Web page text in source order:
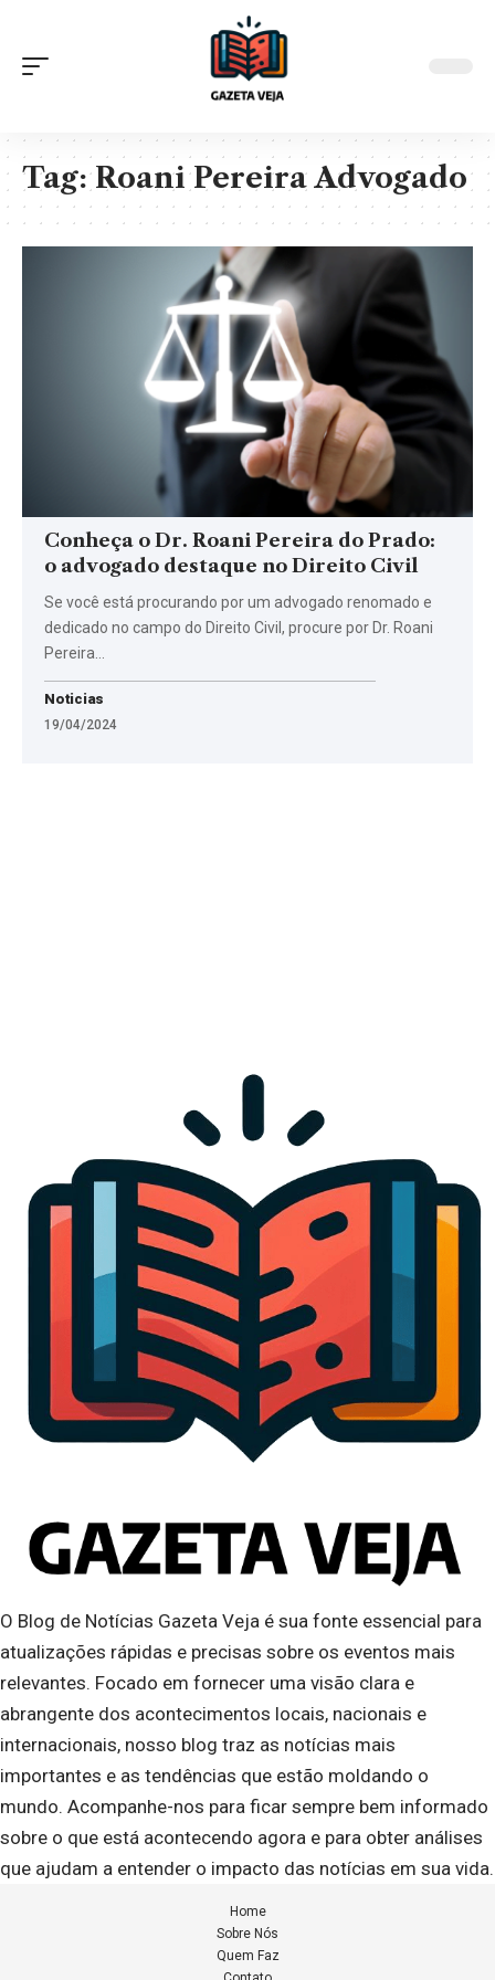
Tag:Roani Pereira Advogado
Conheça o Dr. Roani Pereira do Prado:
o advogado destaque no Direito Civil
Se você está procurando por um advogado renomado e
dedicado no campo do Direito Civil, procure por Dr. Roani
Pereira…
Noticias
19/04/2024
O Blog de Notícias Gazeta Veja é sua fonte essencial para
atualizações rápidas e precisas sobre os eventos mais
relevantes. Focado em fornecer uma visão clara e
abrangente dos acontecimentos locais, nacionais e
internacionais, nosso blog traz as notícias mais
importantes e as tendências que estão moldando o
mundo. Acompanhe-nos para ficar sempre bem informado
sobre o que está acontecendo agora e para obter análises
que ajudam a entender o impacto das notícias em sua vida.
Home
Sobre Nós
Quem Faz